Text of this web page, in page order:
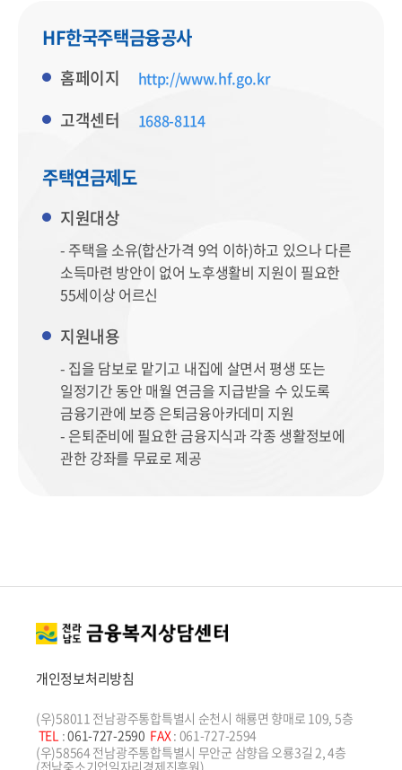
HF한국주택금융공사
홈페이지 http://www.hf.go.kr
고객센터 1688-8114
주택연금제도
지원대상
- 주택을 소유(합산가격 9억 이하)하고 있으나 다른
소득마련 방안이 없어 노후생활비 지원이 필요한
55세이상 어르신
지원내용
- 집을 담보로 맡기고 내집에 살면서 평생 또는
일정기간 동안 매월 연금을 지급받을 수 있도록
금융기관에 보증 은퇴금융아카데미 지원
- 은퇴준비에 필요한 금융지식과 각종 생활정보에
관한 강좌를 무료로 제공
개인정보처리방침
(우)58011 전남광주통합특별시 순천시 해룡면 향매로 109, 5층
TEL :061-727-2590 FAX: 061-727-2594
(우)58564 전남광주통합특별시 무안군 삼향읍 오룡3길 2, 4층
(전남중소기업일자리경제진흥원)